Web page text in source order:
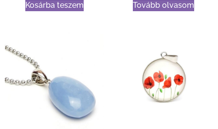
Kosárba teszem Tovább olvasom